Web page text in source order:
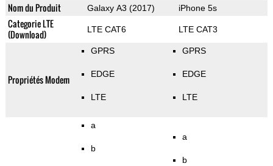
Nom du Produit Galaxy A3 (2017) iPhone 5s
Categorie LTE
(Download)
LTE CAT6 LTE CAT3
Propriétés Modem
GPRS
EDGE
LTE
GPRS
EDGE
LTE
a
b
a
b